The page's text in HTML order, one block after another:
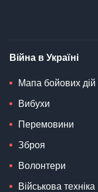
Війна в Україні
Мапа бойових дій
Вибухи
Перемовини
Зброя
Волонтери
Військова техніка